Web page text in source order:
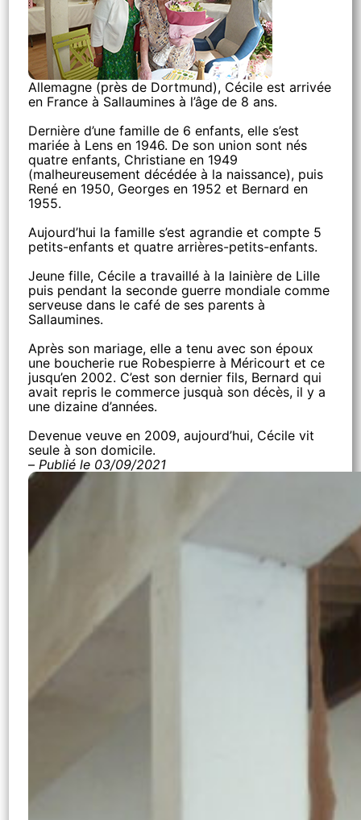
Allemagne (près de Dortmund), Cécile est arrivée
en France à Sallaumines à l’âge de 8 ans.
Dernière d’une famille de 6 enfants, elle s’est
mariée à Lens en 1946. De son union sont nés
quatre enfants, Christiane en 1949
(malheureusement décédée à la naissance), puis
René en 1950, Georges en 1952 et Bernard en
1955.
Aujourd’hui la famille s’est agrandie et compte 5
petits-enfants et quatre arrières-petits-enfants.
Jeune fille, Cécile a travaillé à la lainière de Lille
puis pendant la seconde guerre mondiale comme
serveuse dans le café de ses parents à
Sallaumines.
Après son mariage, elle a tenu avec son époux
une boucherie rue Robespierre à Méricourt et ce
jusqu’en 2002. C’est son dernier fils, Bernard qui
avait repris le commerce jusquà son décès, il y a
une dizaine d’années.
Devenue veuve en 2009, aujourd’hui, Cécile vit
seule à son domicile.
–Publié le 03/09/2021